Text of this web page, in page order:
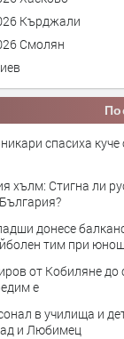
Кърджали
Смолян
спасиха куче
хълм: Стигна ли
донесе
тим при
от Кобиляне до
е
в училища и
и Любимец